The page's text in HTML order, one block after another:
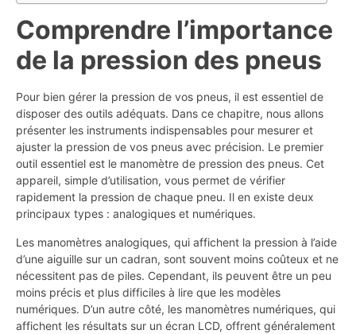
Comprendre l’importance
de la pression des pneus
Pour bien gérer la pression de vos pneus, il est essentiel de
disposer des outils adéquats. Dans ce chapitre, nous allons
présenter les instruments indispensables pour mesurer et
ajuster la pression de vos pneus avec précision. Le premier
outil essentiel est le manomètre de pression des pneus. Cet
appareil, simple d’utilisation, vous permet de vérifier
rapidement la pression de chaque pneu. Il en existe deux
principaux types : analogiques et numériques.
Les manomètres analogiques, qui affichent la pression à l’aide
d’une aiguille sur un cadran, sont souvent moins coûteux et ne
nécessitent pas de piles. Cependant, ils peuvent être un peu
moins précis et plus difficiles à lire que les modèles
numériques. D’un autre côté, les manomètres numériques, qui
affichent les résultats sur un écran LCD, offrent généralement